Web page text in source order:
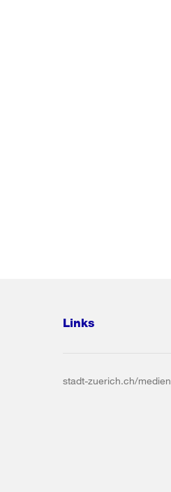
Links
stadt-zuerich.ch/medien